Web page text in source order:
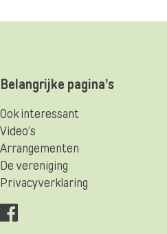
Belangrijke pagina's
Ook interessant
Video’s
Arrangementen
De vereniging
Privacyverklaring